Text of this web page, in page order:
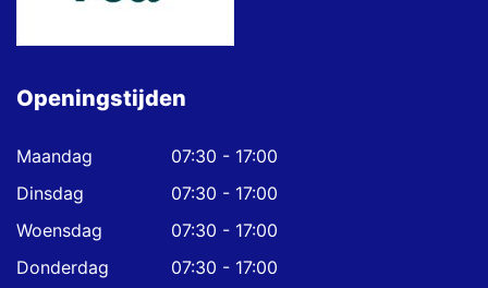
Openingstijden
Maandag
07:30 - 17:00
Dinsdag
07:30 - 17:00
Woensdag
07:30 - 17:00
Donderdag
07:30 - 17:00